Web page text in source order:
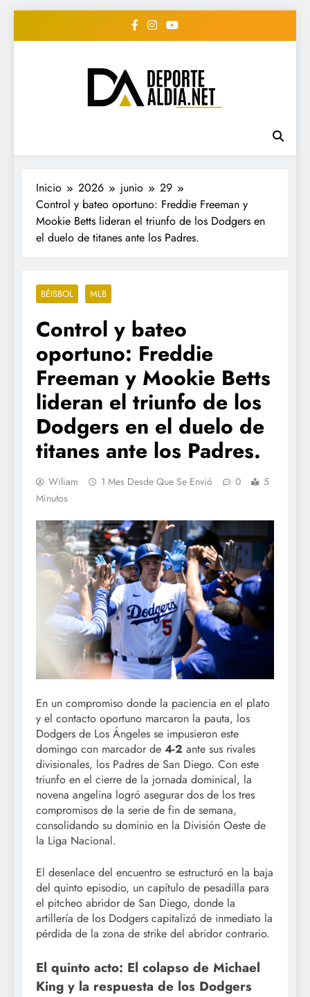
• DEPORTE AL DIA •
"Periodico Deportivo
Digital"
#deportealdiard #deportealdiaperiodico
Inicio 2026 junio
29
Control y bateo oportuno: Freddie Freeman y
Mookie Betts lideran el triunfo de los Dodgers en
el duelo de titanes ante los Padres.
BÉISBOL MLB
Control y bateo
oportuno: Freddie
Freeman y Mookie Betts
lideran el triunfo de los
Dodgers en el duelo de
titanes ante los Padres.
Wiliam 1 Mes Desde Que Se Envió 0
5
Minutos
En un compromiso donde la paciencia en el plato
y el contacto oportuno marcaron la pauta, los
Dodgers de Los Ángeles se impusieron este
domingo con marcador de 4-2 ante sus rivales
divisionales, los Padres de San Diego. Con este
triunfo en el cierre de la jornada dominical, la
novena angelina logró asegurar dos de los tres
compromisos de la serie de fin de semana,
consolidando su dominio en la División Oeste de
la Liga Nacional.
El desenlace del encuentro se estructuró en la baja
del quinto episodio, un capítulo de pesadilla para
el pitcheo abridor de San Diego, donde la
artillería de los Dodgers capitalizó de inmediato la
pérdida de la zona de strike del abridor contrario.
El quinto acto: El colapso de Michael
King y la respuesta de los Dodgers